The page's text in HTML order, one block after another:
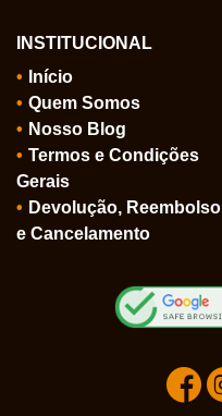
INSTITUCIONAL
Início
Quem Somos
Nosso Blog
Termos e Condições
Gerais
Devolução, Reembolso
e Cancelamento